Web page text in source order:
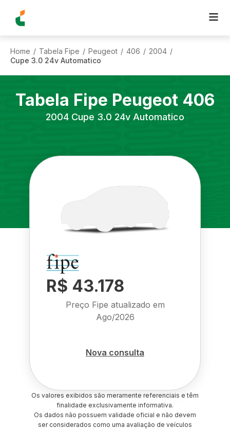
Home / Tabela Fipe / Peugeot / 406 / 2004 /
Cupe 3.0 24v Automatico
Tabela Fipe Peugeot 406
2004 Cupe 3.0 24v Automatico
R$ 43.178
Preço Fipe atualizado em
Ago/2026
Nova consulta
Os valores exibidos são meramente referenciais e têm
finalidade exclusivamente informativa.
Os dados não possuem validade oficial e não devem
ser considerados como uma avaliação de veículos